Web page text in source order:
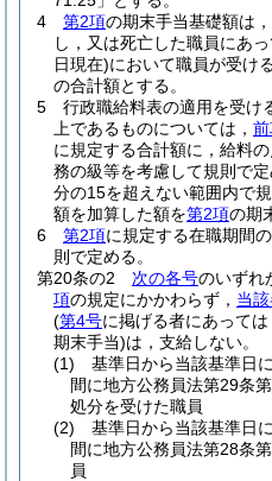
4
第2項の期末手当基礎額は
し，又は死亡した職員にあ
日現在)において職員が受け
の合計額とする。
5
行政職給料表の適用を受け
上であるものについては，
に規定する合計額に，給料
務の級等を考慮して規則で
分の15を超えない範囲内で
額を加算した額を第2項の期
6
第2項に規定する在職期間
則で定める。
第20条の2
次の各号のいずれ
項の規定にかかわらず， 当
(第4号に掲げる者にあって
期末手当)は，支給しない。
(1)
基準日から当該基準日
間に地方公務員法第29条
処分を受けた職員
(2)
基準日から当該基準日
間に地方公務員法第28条
員